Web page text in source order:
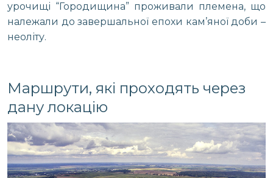
урочищі “Городищина” проживали племена, що
належали до завершальної епохи кам’яної доби –
неоліту.
Маршрути, які проходять через
дану локацію